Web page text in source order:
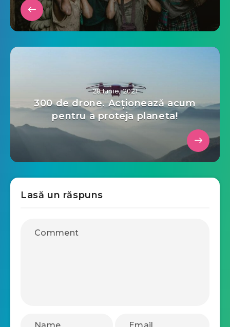
28 Iunie, 2021
300 de drone. Acționează acum
pentru a proteja planeta!
Lasă un răspuns